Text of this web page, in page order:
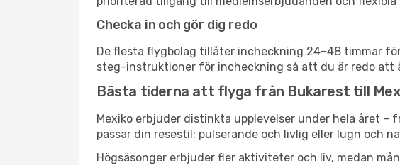
Checka in och gör dig redo
De flesta flygbolag tillåter incheckning 24–48 timmar
steg-instruktioner för incheckning så att du är redo att
Bästa tiderna att flyga från Bukarest till
Mexiko erbjuder distinkta upplevelser under hela året
passar din resestil: pulserande och livlig eller lugn och
Högsäsonger erbjuder fler aktiviteter och liv, medan